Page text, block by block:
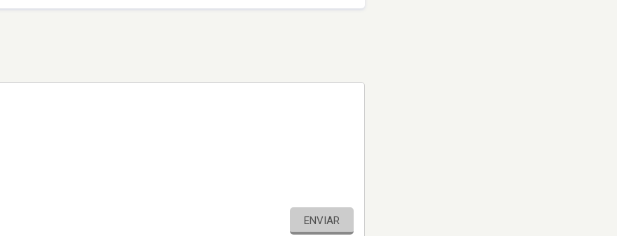
ENVIAR